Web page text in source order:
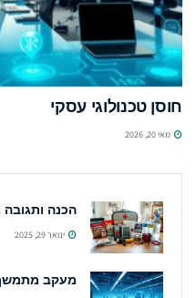
חוסן טכנולוגי עסקי
מאי 20, 2026
הכנה ותגובה
ינואר 29, 2025
מעקב